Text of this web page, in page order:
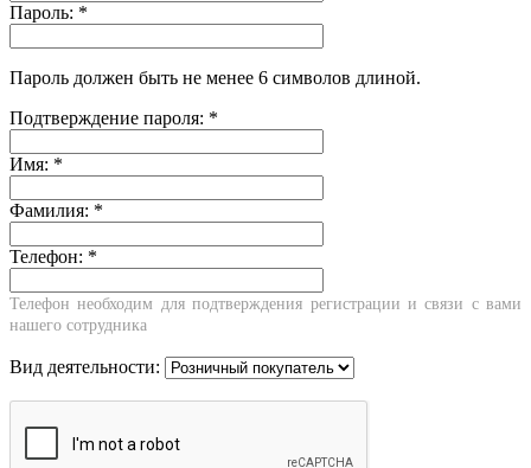
Пароль: *
Пароль должен быть не менее 6 символов длиной.
Подтверждение пароля: *
Имя: *
Фамилия: *
Телефон: *
Телефон необходим для подтверждения регистрации и связи с вами
нашего сотрудника
Вид деятельности: